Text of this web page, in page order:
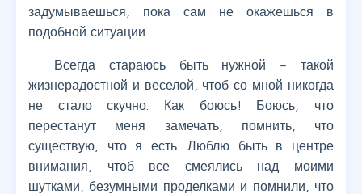
задумываешься, пока сам не окажешься в
подобной ситуации.
Всегда стараюсь быть нужной – такой
жизнерадостной и веселой, чтоб со мной никогда
не стало скучно. Как боюсь! Боюсь, что
перестанут меня замечать, помнить, что
существую, что я есть. Люблю быть в центре
внимания, чтоб все смеялись над моими
шутками, безумными проделками и помнили, что